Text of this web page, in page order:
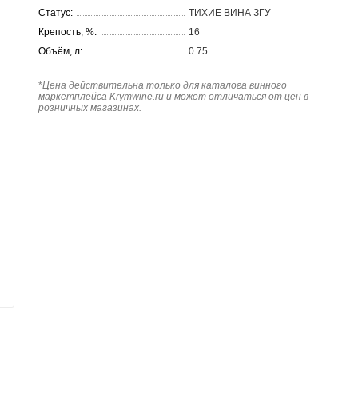
Статус:
ТИХИЕ ВИНА ЗГУ
Крепость, %:
16
Объём, л:
0.75
*Цена действительна только для каталога винного
маркетплейса Krymwine.ru и может отличаться от цен в
розничных магазинах.